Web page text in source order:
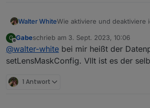
Walter WhiteWie aktiviere und deaktiviere
G
Offline
Gabeschrieb am 3. Sept. 2023, 10:06
zuletzt editiert von
@walter-white bei mir heißt der
setLensMaskConfig. Vllt ist es der
1 Antwort